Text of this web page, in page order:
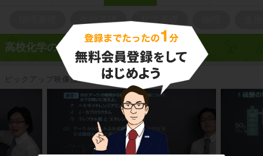
生物基礎 化学基礎
高校化学の映像授業
ピックアップ映像授業